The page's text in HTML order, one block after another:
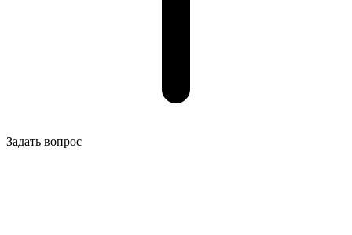
Задать вопрос